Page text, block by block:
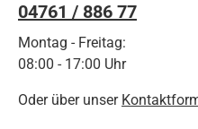
04761 / 886 77
Montag - Freitag:
08:00 - 17:00 Uhr
Oder über unser